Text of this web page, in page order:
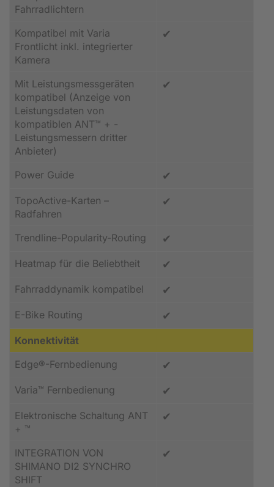
Fahrradlichtern
Kompatibel mit Varia
Frontlicht inkl. integrierter
Kamera
✔
Mit Leistungsmessgeräten
kompatibel (Anzeige von
Leistungsdaten von
kompatiblen ANT™ + -
Leistungsmessern dritter
Anbieter)
✔
Power Guide ✔
TopoActive-Karten –
Radfahren
✔
Trendline-Popularity-Routing ✔
Heatmap für die Beliebtheit ✔
Fahrraddynamik kompatibel ✔
E-Bike Routing ✔
Konnektivität
Edge®-Fernbedienung
✔
Varia™ Fernbedienung ✔
Elektronische Schaltung ANT
+ ™
✔
INTEGRATION VON
SHIMANO DI2 SYNCHRO
SHIFT
✔